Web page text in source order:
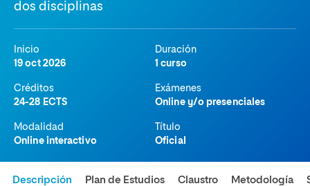
dos disciplinas
Inicio
19 oct 2026
Duración
1 curso
Créditos
24-28 ECTS
Exámenes
Online y/o presenciales
Modalidad
Online interactivo
Título
Oficial
Descripción Plan de Estudios Claustro Metodología